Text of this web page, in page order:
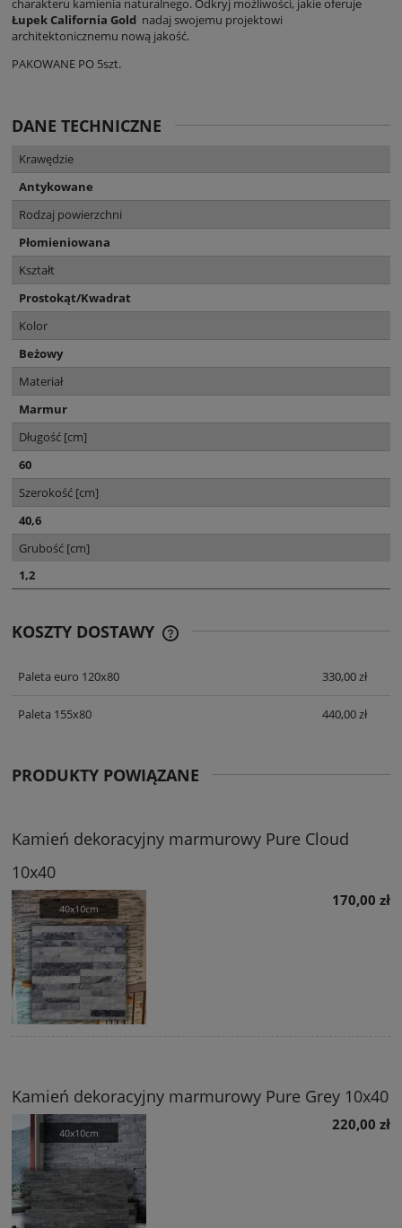
charakteru kamienia naturalnego. Odkryj możliwości, jakie oferuje
Łupek California Gold nadaj swojemu projektowi
architektonicznemu nową jakość.
PAKOWANE PO 5szt.
DANE TECHNICZNE
Krawędzie
Antykowane
Rodzaj powierzchni
Płomieniowana
Kształt
Prostokąt/Kwadrat
Kolor
Beżowy
Materiał
Marmur
Długość [cm]
60
Szerokość [cm]
40,6
Grubość [cm]
1,2
KOSZTY DOSTAWY
Paleta euro 120x80
330,00 zł
Paleta 155x80 440,00 zł
PRODUKTY POWIĄZANE
Kamień dekoracyjny marmurowy Pure Cloud
10x40
170,00 zł
Kamień dekoracyjny marmurowy Pure Grey 10x40
220,00 zł